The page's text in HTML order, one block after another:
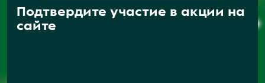
Подтвердите участие в акции на
сайте